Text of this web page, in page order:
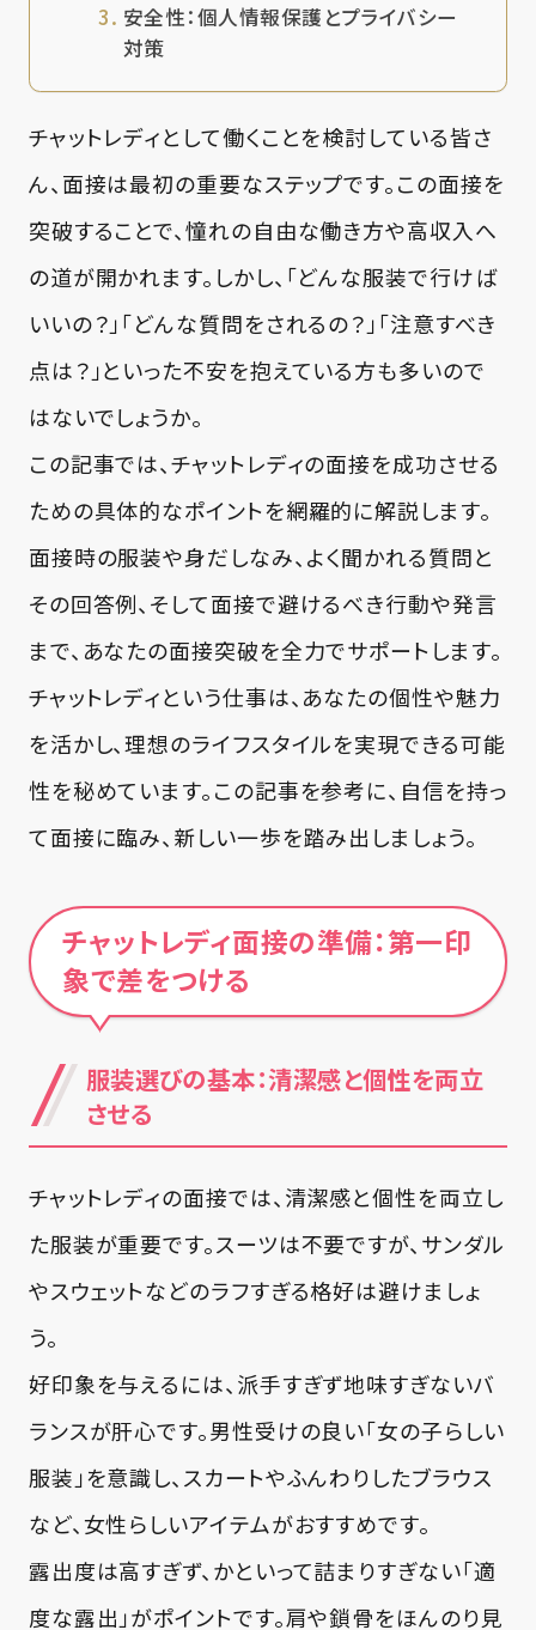
安全性：個人情報保護とプライバシー
対策
チャットレディとして働くことを検討している皆さ
ん、面接は最初の重要なステップです。この面接を
突破することで、憧れの自由な働き方や高収入へ
の道が開かれます。しかし、「どんな服装で行けば
いいの？」「どんな質問をされるの？」「注意すべき
点は？」といった不安を抱えている方も多いので
はないでしょうか。
この記事では、チャットレディの面接を成功させる
ための具体的なポイントを網羅的に解説します。
面接時の服装や身だしなみ、よく聞かれる質問と
その回答例、そして面接で避けるべき行動や発言
まで、あなたの面接突破を全力でサポートします。
チャットレディという仕事は、あなたの個性や魅力
を活かし、理想のライフスタイルを実現できる可能
性を秘めています。この記事を参考に、自信を持っ
て面接に臨み、新しい一歩を踏み出しましょう。
チャットレディ面接の準備：第一印
象で差をつける
服装選びの基本：清潔感と個性を両立
させる
チャットレディの面接では、清潔感と個性を両立し
た服装が重要です。スーツは不要ですが、サンダル
やスウェットなどのラフすぎる格好は避けましょ
う。
好印象を与えるには、派手すぎず地味すぎないバ
ランスが肝心です。男性受けの良い「女の子らしい
服装」を意識し、スカートやふんわりしたブラウス
など、女性らしいアイテムがおすすめです。
露出度は高すぎず、かといって詰まりすぎない「適
度な露出」がポイントです。肩や鎖骨をほんのり見